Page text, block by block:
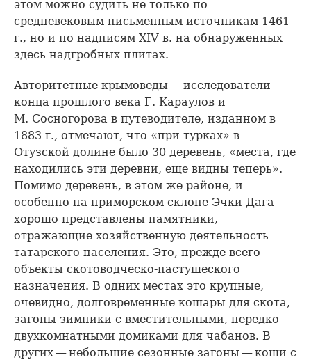
этом можно судить не только по
средневековым письменным источникам 1461
г., но и по надписям XIV в. на обнаруженных
здесь надгробных плитах.
Авторитетные крымоведы — исследователи
конца прошлого века Г. Караулов и
М. Сосногорова в путеводителе, изданном в
1883 г., отмечают, что «при турках» в
Отузской долине было 30 деревень, «места, где
находились эти деревни, еще видны теперь».
Помимо деревень, в этом же районе, и
особенно на приморском склоне Эчки-Дага
хорошо представлены памятники,
отражающие хозяйственную деятельность
татарского населения. Это, прежде всего
объекты скотоводческо-пастушеского
назначения. В одних местах это крупные,
очевидно, долговременные кошары для скота,
загоны-зимники с вместительными, нередко
двухкомнатными домиками для чабанов. В
других — небольшие сезонные загоны — коши с